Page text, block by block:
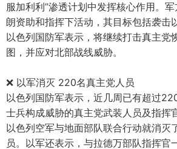
服加利利”渗透计划中发挥核心作用。
朗资助和指挥下活动，其目标包括袭击
以色列国防军表示，将继续打击真主党
图，并应对北部战线威胁。
❌ 以军消灭 220名真主党人员
以色列国防军表示，近几周已有超过
士兵构成威胁的真主党武装人员及指挥
以色列空军与地面部队联合行动就消灭
员。以军还表示，与拉德万部队指挥官